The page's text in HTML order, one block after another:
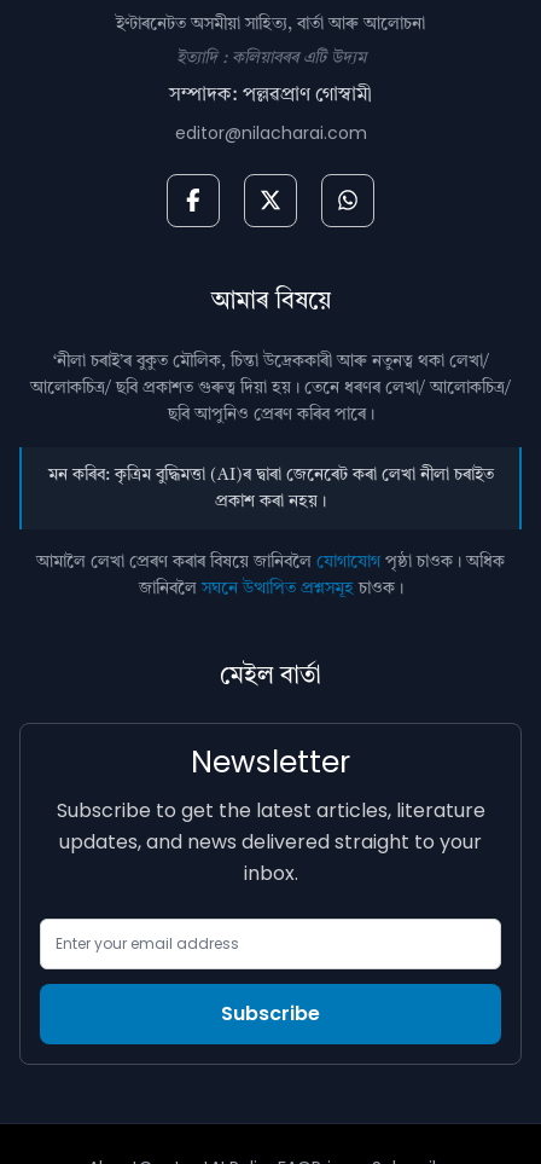
ইণ্টাৰনেটত অসমীয়া সাহিত্য, বাৰ্তা আৰু আলোচনা
ইত্যাদি : কলিয়াবৰৰ এটি উদ্যম
সম্পাদক: পল্লৱপ্ৰাণ গোস্বামী
editor@nilacharai.com
আমাৰ বিষয়ে
‘নীলা চৰাই’ৰ বুকুত মৌলিক, চিন্তা উদ্রেককাৰী আৰু নতুনত্ব থকা লেখা/
আলোকচিত্ৰ/ ছবি প্রকাশত গুৰুত্ব দিয়া হয়। তেনে ধৰণৰ লেখা/ আলোকচিত্ৰ/
ছবি আপুনিও প্রেৰণ কৰিব পাৰে।
মন কৰিব: কৃত্ৰিম বুদ্ধিমত্তা (AI)ৰ দ্বাৰা জেনেৰেট কৰা লেখা নীলা চৰাইত
প্ৰকাশ কৰা নহয়।
আমালৈ লেখা প্ৰেৰণ কৰাৰ বিষয়ে জানিবলৈ যোগাযোগ পৃষ্ঠা চাওক। অধিক
জানিবলৈসঘনে উত্থাপিত প্ৰশ্নসমূহচাওক।
মেইল বাৰ্তা
Newsletter
Subscribe to get the latest articles, literature
updates, and news delivered straight to your
inbox.
Subscribe